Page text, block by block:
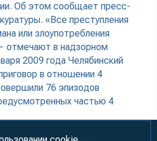
Об этом сообщает пресс-
«Все преступления
или злоупотребления
отмечают в надзорном
2009 года Челябинский
в отношении 4
76 эпизодов
частью 4